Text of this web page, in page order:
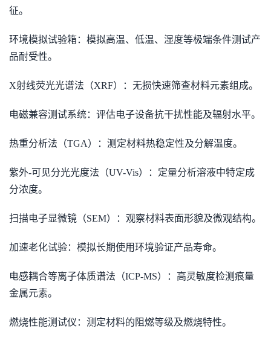
征。
环境模拟试验箱：模拟高温、低温、湿度等极端条件测试产
品耐受性。
X射线荧光光谱法（XRF）：无损快速筛查材料元素组成。
电磁兼容测试系统：评估电子设备抗干扰性能及辐射水平。
热重分析法（TGA）：测定材料热稳定性及分解温度。
紫外-可见分光光度法（UV-Vis）：定量分析溶液中特定成
分浓度。
扫描电子显微镜（SEM）：观察材料表面形貌及微观结构。
加速老化试验：模拟长期使用环境验证产品寿命。
电感耦合等离子体质谱法（ICP-MS）：高灵敏度检测痕量
金属元素。
燃烧性能测试仪：测定材料的阻燃等级及燃烧特性。